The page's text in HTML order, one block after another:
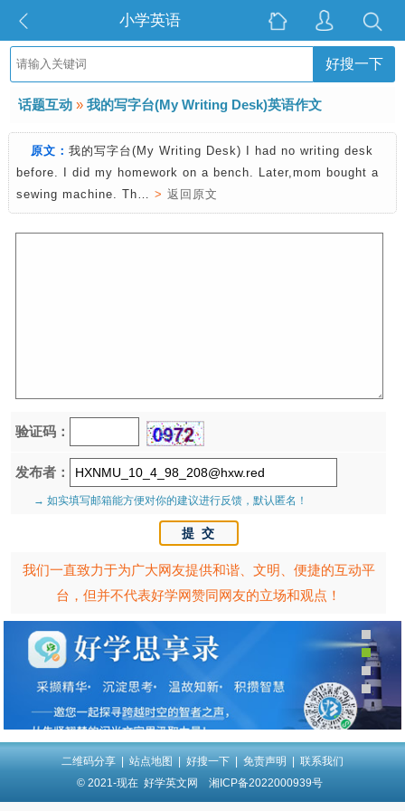
小学英语
好搜一下
话题互动 » 我的写字台(My Writing Desk)英语作文
原文： 我的写字台(My Writing Desk) I had no writing desk
before. I did my homework on a bench. Later,mom bought a
sewing machine. Th… > 返回原文
验证码：
发布者：
→ 如实填写邮箱能方便对你的建议进行反馈，默认匿名！
我们一直致力于为广大网友提供和谐、文明、便捷的互动平
台，但并不代表好学网赞同网友的立场和观点！
二维码分享 站点地图 好搜一下 免责声明
联系我们
© 2021-现在 好学英文网 湘ICP备2022000939号